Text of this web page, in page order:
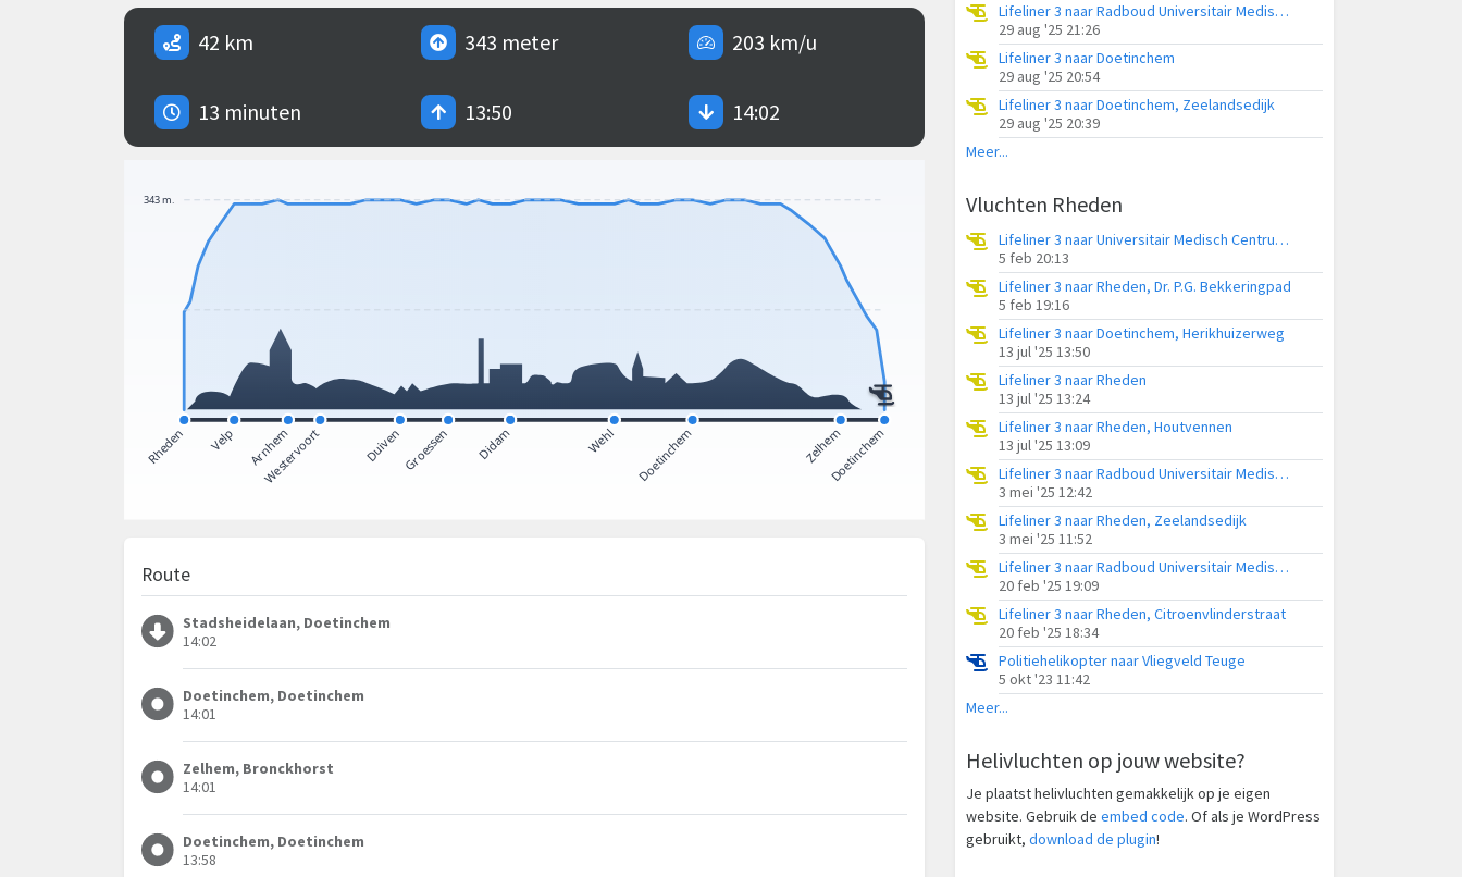
42 km 343 meter 203 km/u
13 minuten 13:50 14:02
Route
Stadsheidelaan, Doetinchem
14:02
Doetinchem, Doetinchem
14:01
Zelhem, Bronckhorst
14:01
Doetinchem, Doetinchem
13:58
Lifeliner 3 naar Radboud Universitair Medisch Centrum, Waalsche Water
29 aug '25 21:26
Lifeliner 3 naar Doetinchem
29 aug '25 20:54
Lifeliner 3 naar Doetinchem, Zeelandsedijk
29 aug '25 20:39
Meer...
Vluchten Rheden
Lifeliner 3 naar Universitair Medisch Centrum Utrecht
5 feb 20:13
Lifeliner 3 naar Rheden, Dr. P.G. Bekkeringpad
5 feb 19:16
Lifeliner 3 naar Doetinchem, Herikhuizerweg
13 jul '25 13:50
Lifeliner 3 naar Rheden
13 jul '25 13:24
Lifeliner 3 naar Rheden, Houtvennen
13 jul '25 13:09
Lifeliner 3 naar Radboud Universitair Medisch Centrum, Grijze Berg
3 mei '25 12:42
Lifeliner 3 naar Rheden, Zeelandsedijk
3 mei '25 11:52
Lifeliner 3 naar Radboud Universitair Medisch Centrum, Koppenwaard
20 feb '25 19:09
Lifeliner 3 naar Rheden, Citroenvlinderstraat
20 feb '25 18:34
Politiehelikopter naar Vliegveld Teuge
5 okt '23 11:42
Meer...
Helivluchten op jouw website?
Je plaatst helivluchten gemakkelijk op je eigen
website. Gebruik de embed code. Of als je WordPress
gebruikt, download de plugin!